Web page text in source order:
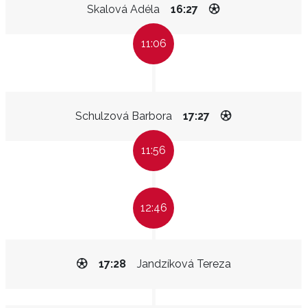
Skalová Adéla 16:27
11:06
Schulzová Barbora 17:27
11:56
12:46
Jandzíková Tereza
17:28